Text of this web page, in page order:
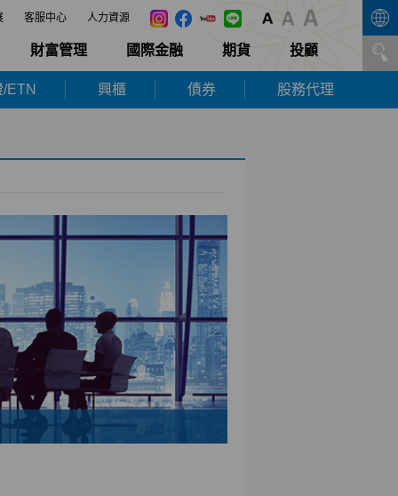
客服中心 人力資源
財富管理 國際金融 期貨 投顧
ETN 興櫃 債券 股務代理